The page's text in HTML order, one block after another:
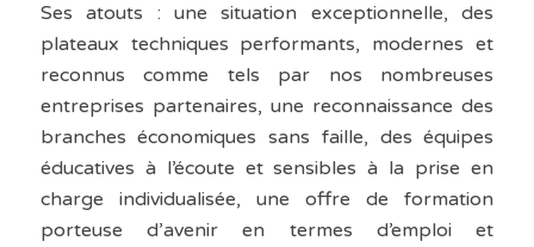
Ses atouts : une situation exceptionnelle, des
plateaux techniques performants, modernes et
reconnus comme tels par nos nombreuses
entreprises partenaires, une reconnaissance des
branches économiques sans faille, des équipes
éducatives à l’écoute et sensibles à la prise en
charge individualisée, une offre de formation
porteuse d’avenir en termes d’emploi et